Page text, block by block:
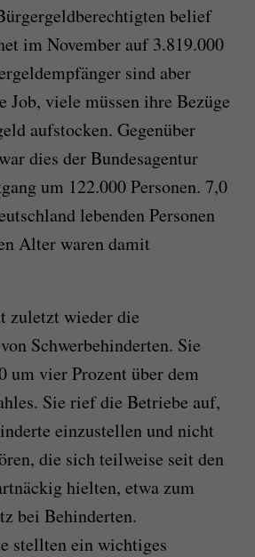
belief
im November auf 3.819.000
sind aber
Job, viele müssen ihre Bezüge
aufstocken. Gegenüber
dies der Bundesagentur
um 122.000 Personen. 7,0
lebenden Personen
Alter waren damit
zuletzt wieder die
Schwerbehinderten. Sie
um vier Prozent über dem
Sie rief die Betriebe auf,
einzustellen und nicht
die sich teilweise seit den
hielten, etwa zum
bei Behinderten.
stellten ein wichtiges